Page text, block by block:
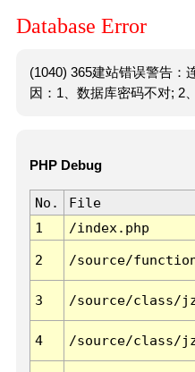
Database Error
(1040) 365建站错误警告：
因：1、数据库密码不对; 2
PHP Debug
No. File
1
/index.php
2 /source/
3 /source/class/
4 /source/class/